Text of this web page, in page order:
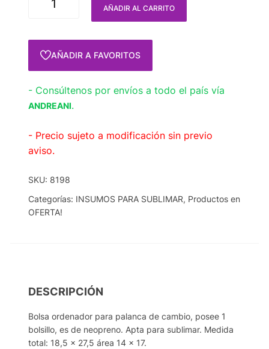
AÑADIR AL CARRITO
AÑADIR A FAVORITOS
- Consúltenos por envíos a todo el país vía
ANDREANI.
- Precio sujeto a modificación sin previo
aviso.
SKU: 8198
Categorías: INSUMOS PARA SUBLIMAR, Productos en
OFERTA!
DESCRIPCIÓN
Bolsa ordenador para palanca de cambio, posee 1
bolsillo, es de neopreno. Apta para sublimar. Medida
total: 18,5 x 27,5 área 14 x 17.